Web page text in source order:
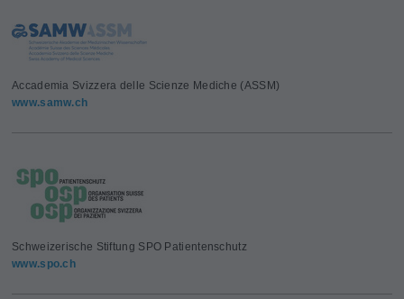
Accademia Svizzera delle Scienze Mediche (ASSM)
www.samw.ch
Schweizerische Stiftung SPO Patientenschutz
www.spo.ch